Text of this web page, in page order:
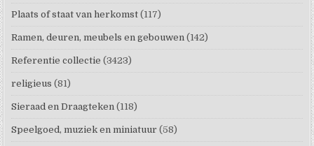
Plaats of staat van herkomst (117)
Ramen, deuren, meubels en gebouwen (142)
Referentie collectie (3423)
religieus (81)
Sieraad en Draagteken (118)
Speelgoed, muziek en miniatuur (58)